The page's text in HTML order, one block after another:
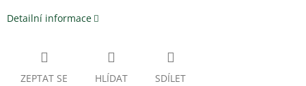
Detailní informace
ZEPTAT SE HLÍDAT SDÍLET